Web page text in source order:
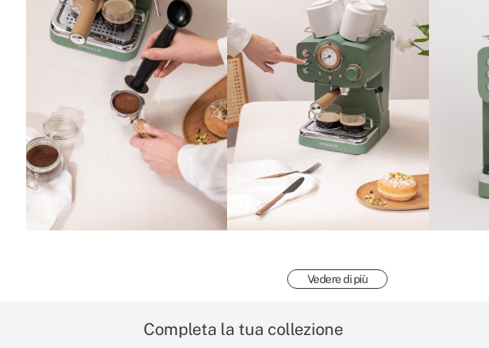
Vedere di più
Completa la tua collezione